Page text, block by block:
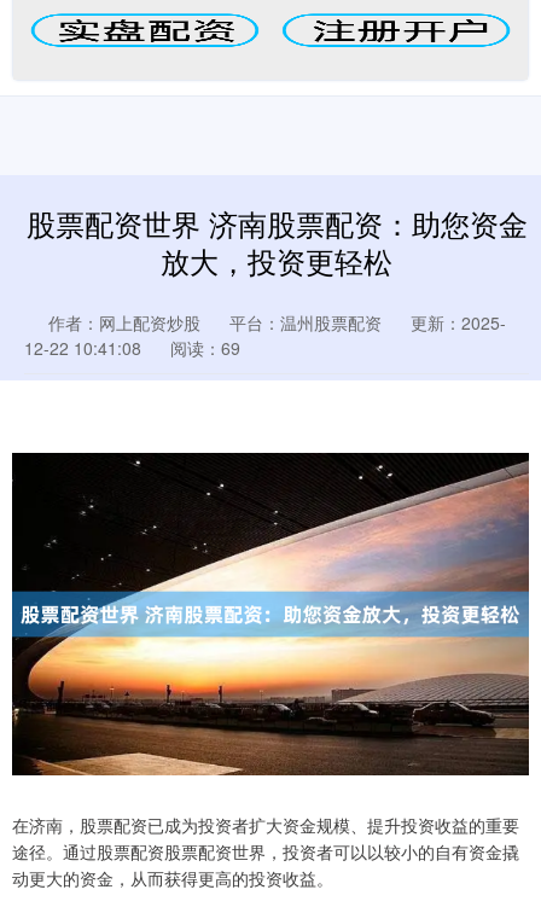
股票配资世界 济南股票配资：助您资金
放大，投资更轻松
作者：网上配资炒股 平台：温州股票配资
更新：2025-
12-22 10:41:08
阅读：69
在济南，股票配资已成为投资者扩大资金规模、提升投资收益的重要
途径。通过股票配资股票配资世界，投资者可以以较小的自有资金撬
动更大的资金，从而获得更高的投资收益。